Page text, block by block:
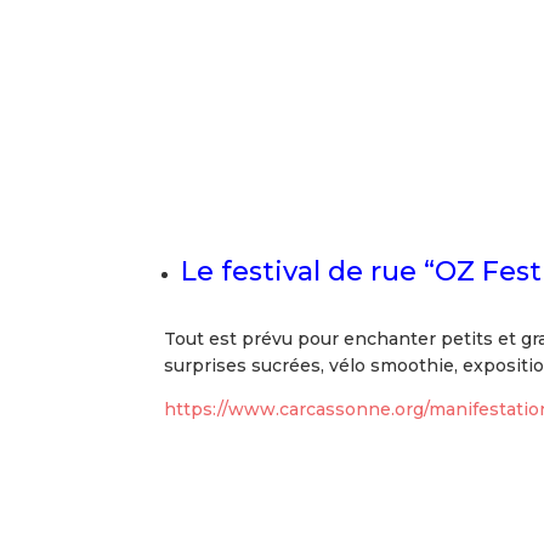
Le festival de rue “OZ
Tout est prévu pour enchanter petits et
surprises sucrées, vélo smoothie,
https://www.carcassonne.org/